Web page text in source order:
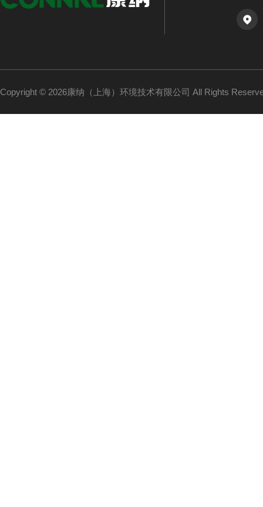
Copyright © 2026康纳（上海）环境技术有限公司 All Rights